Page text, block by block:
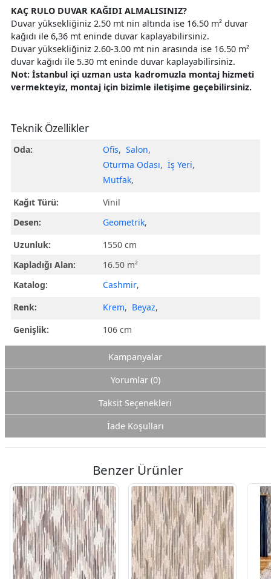
KAÇ RULO DUVAR KAĞIDI ALMALISINIZ?
Duvar yüksekliğiniz 2.50 mt nin altında ise 16.50 m² duvar
kağıdı ile 6,36 mt eninde duvar kaplayabilirsiniz.
Duvar yüksekliğiniz 2.60-3.00 mt nin arasında ise 16.50 m²
duvar kağıdı ile 5.30 mt eninde duvar kaplayabilirsiniz.
Not: İstanbul içi uzman usta kadromuzla montaj hizmeti
vermekteyiz, montaj için bizimle iletişime geçebilirsiniz.
Teknik Özellikler
Oda: Ofis, Salon,
Oturma Odası, İş Yeri,
Mutfak,
Kağıt Türü:
Vinil
Desen:
Geometrik,
Uzunluk:
1550 cm
Kapladığı Alan:
16.50 m²
Katalog:
Cashmir,
Renk:
Krem, Beyaz,
Genişlik:
106 cm
Kampanyalar
Yorumlar (0)
Taksit Seçenekleri
İade Koşulları
Benzer Ürünler